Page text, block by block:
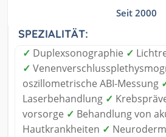
Seit 2000
SPEZIALITÄT:
✓ Duplexsonographie ✓
✓
oszillometrische ABI-Messung
Laserbehandlung ✓
vorsorge ✓ Behandlung von
Hautkrankheiten ✓